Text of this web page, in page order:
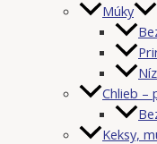
Múky
Chlieb –
Keksy,